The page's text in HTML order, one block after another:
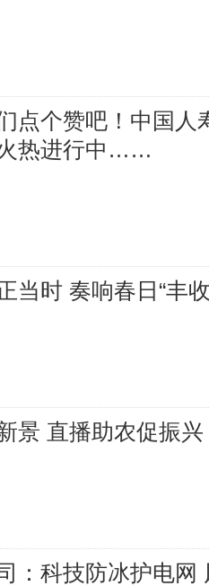
点个赞吧！中国人
热进行中……
当时 奏响春日“丰
景 直播助农促振兴
：科技防冰护电网